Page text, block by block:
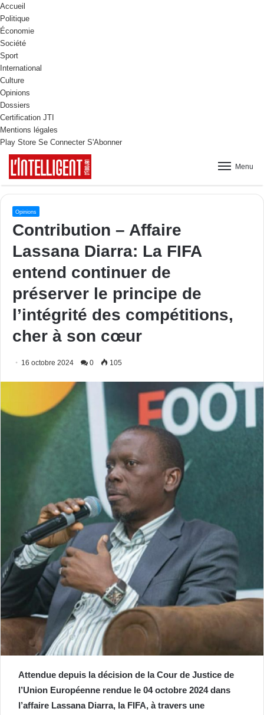
Accueil
Politique
Économie
Société
Sport
International
Culture
Opinions
Dossiers
Certification JTI
Mentions légales
Play Store Se Connecter S'Abonner
Menu
Opinions
Contribution – Affaire
Lassana Diarra: La FIFA
entend continuer de
préserver le principe de
l’intégrité des compétitions,
cher à son cœur
16 octobre 2024 0 105
Attendue depuis la décision de la Cour de Justice de
l’Union Européenne rendue le 04 octobre 2024 dans
l’affaire Lassana Diarra, la FIFA, à travers une